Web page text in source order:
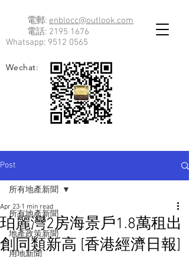
電郵: enblocc@outlook.com
電話: 2195 1676
Whatsapp: 9512 0565
Wechat:
Post
所有地產新聞
地產政策新聞
用地新聞
所有地產新聞
珀麗灣2房海景戶1.8萬租出
創同類新高 [香港經濟日報]
Apr 23 1 min read